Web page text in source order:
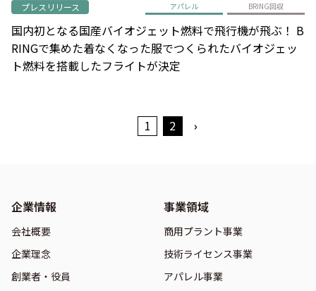
プレスリリース アパレル BRING回収
国内初となる国産バイオジェット燃料で飛行機が飛ぶ！ B
RINGで集めた着なくなった服でつくられたバイオジェッ
ト燃料を搭載したフライトが決定
1 2 ›
企業情報
会社概要
企業理念
創業者・役員
事業領域
商用プラント事業
技術ライセンス事業
アパレル事業